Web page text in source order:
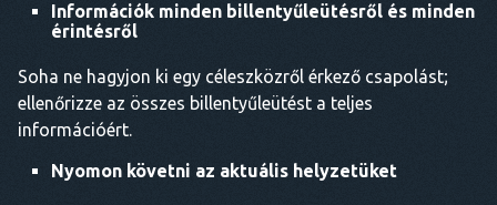
Információk minden billentyűleütésről és minden
érintésről
Soha ne hagyjon ki egy céleszközről érkező csapolást;
ellenőrizze az összes billentyűleütést a teljes
információért.
Nyomon követni az aktuális helyzetüket